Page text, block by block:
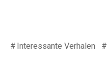
Interessante Verhalen